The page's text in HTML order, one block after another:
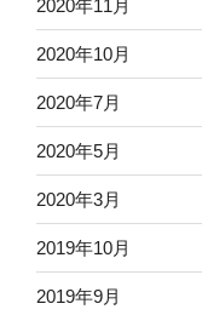
2020年11月
2020年10月
2020年7月
2020年5月
2020年3月
2019年10月
2019年9月